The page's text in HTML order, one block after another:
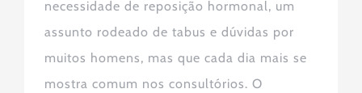
necessidade de reposição hormonal, um
assunto rodeado de tabus e dúvidas por
muitos homens, mas que cada dia mais se
mostra comum nos consultórios. O